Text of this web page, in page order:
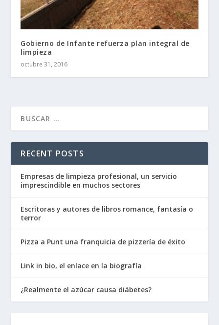
Gobierno de Infante refuerza plan integral de
limpieza
octubre 31, 2016
RECENT POSTS
Empresas de limpieza profesional, un servicio
imprescindible en muchos sectores
Escritoras y autores de libros romance, fantasía o
terror
Pizza a Punt una franquicia de pizzería de éxito
Link in bio, el enlace en la biografía
¿Realmente el azúcar causa diábetes?